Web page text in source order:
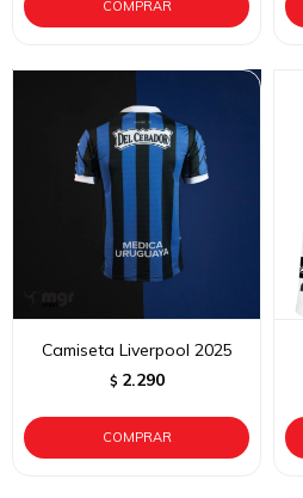
Camiseta Liverpool 2025
$ 2.290